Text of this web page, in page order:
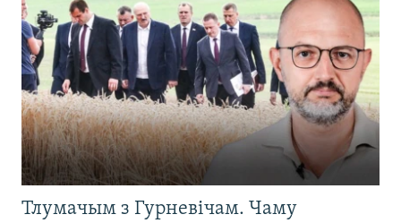
Тлумачым з Гурневічам. Чаму